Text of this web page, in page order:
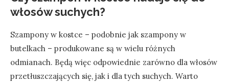
włosów suchych?
Szampony w kostce – podobnie jak szampony w
butelkach – produkowane są w wielu różnych
odmianach. Będą więc odpowiednie zarówno dla włosów
przetłuszczających się, jak i dla tych suchych. Warto